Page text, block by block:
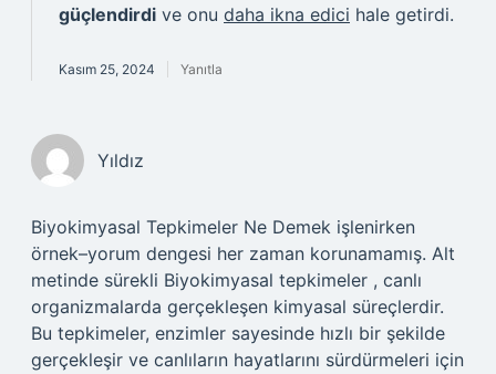
güçlendirdi ve onu daha ikna edici hale getirdi.
Kasım 25, 2024 Yanıtla
Yıldız
Biyokimyasal Tepkimeler Ne Demek işlenirken
örnek–yorum dengesi her zaman korunamamış. Alt
metinde sürekli Biyokimyasal tepkimeler , canlı
organizmalarda gerçekleşen kimyasal süreçlerdir.
Bu tepkimeler, enzimler sayesinde hızlı bir şekilde
gerçekleşir ve canlıların hayatlarını sürdürmeleri için